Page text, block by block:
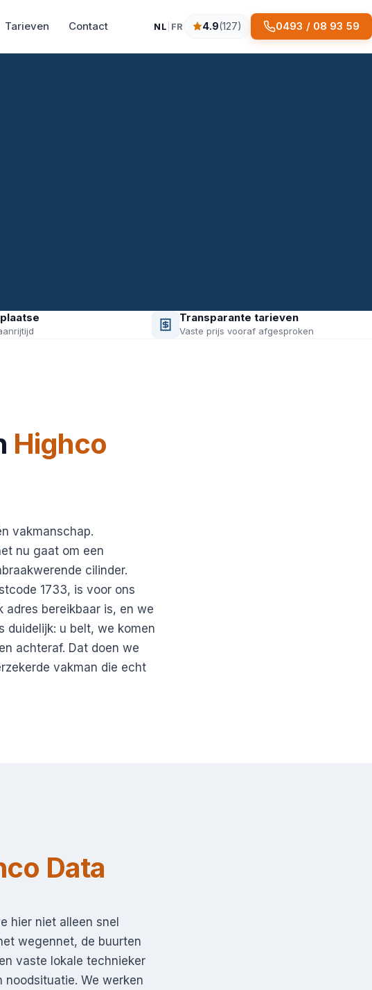
Tarieven Contact NL FR
4.9 sterren op basis van 127 reviews
4.9(127) 0493 / 08 93 59
Transparante tarieven
Vaste prijs vooraf afgesproken
Highco
vakmanschap.
nu gaat om een
cilinder.
1733, is voor ons
bereikbaar is, en we
duidelijk: u belt, we komen
achteraf. Dat doen we
vakman die echt
Data
hier niet alleen snel
wegennet, de buurten
vaste lokale technieker
We werken